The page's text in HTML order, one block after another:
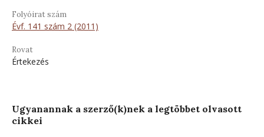
Folyóirat szám
Évf. 141 szám 2 (2011)
Rovat
Értekezés
Ugyanannak a szerző(k)nek a legtöbbet olvasott
cikkei